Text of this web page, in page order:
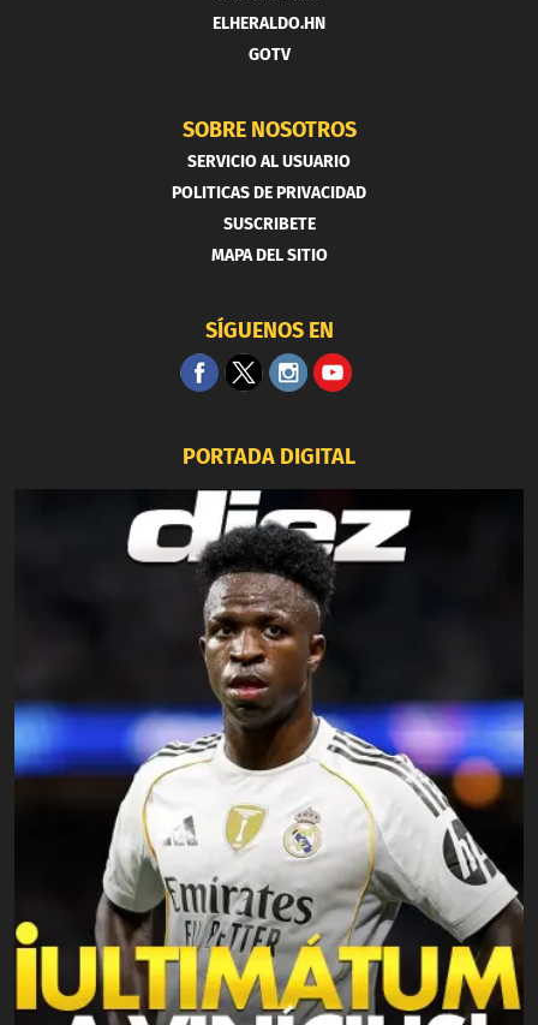
ELHERALDO.HN
GOTV
SOBRE NOSOTROS
SERVICIO AL USUARIO
POLITICAS DE PRIVACIDAD
SUSCRIBETE
MAPA DEL SITIO
SÍGUENOS EN
PORTADA DIGITAL